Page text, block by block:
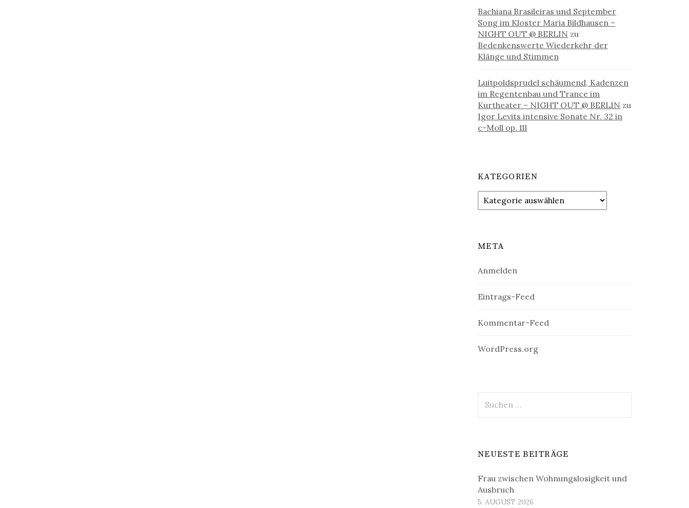
Bachiana Brasileiras und September
Song im Kloster Maria Bildhausen –
NIGHT OUT @ BERLIN zu
Bedenkenswerte Wiederkehr der
Klänge und Stimmen
Luitpoldsprudel schäumend, Kadenzen
im Regentenbau und Trance im
Kurtheater – NIGHT OUT @ BERLIN zu
Igor Levits intensive Sonate Nr. 32 in
c-Moll op. 111
KATEGORIEN
Kategorien
META
Anmelden
Eintrags-Feed
Kommentar-Feed
WordPress.org
nach:
NEUESTE BEITRÄGE
Frau zwischen Wohnungslosigkeit und
Ausbruch
5. AUGUST 2026